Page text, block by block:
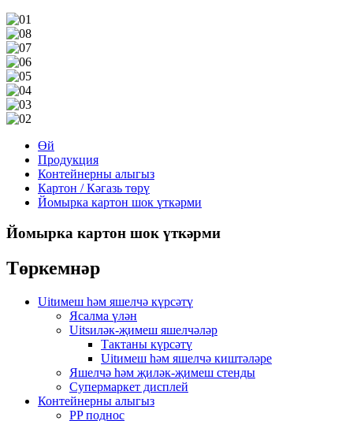
Өй
Продукция
Контейнерны алыгыз
Картон / Кәгазь төрү
Йомырка картон шок үткәрми
Йомырка картон шок үткәрми
Төркемнәр
Uitимеш һәм яшелчә күрсәтү
Ясалма үлән
Uitsиләк-җимеш яшелчәләр
Тактаны күрсәтү
Uitимеш һәм яшелчә киштәләре
Яшелчә һәм җиләк-җимеш стенды
Супермаркет дисплей
Контейнерны алыгыз
PP поднос